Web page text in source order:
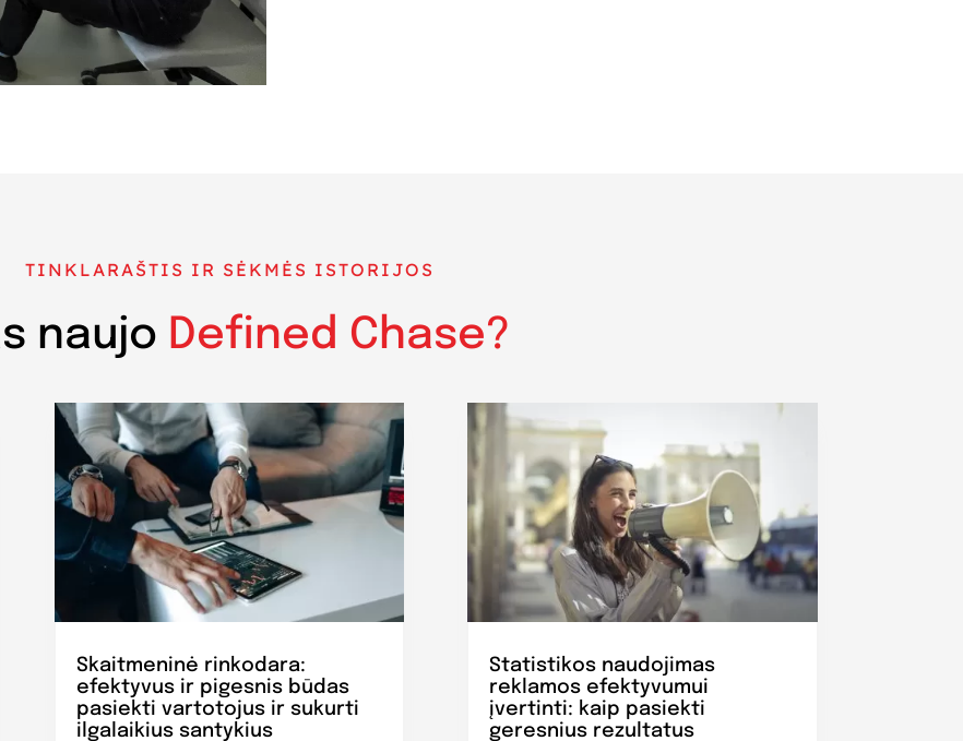
TINKLARAŠTIS IR SĖKMĖS ISTORIJOS
naujo Defined Chase?
Skaitmeninė rinkodara:
efektyvus ir pigesnis būdas
pasiekti vartotojus ir sukurti
ilgalaikius santykius
Statistikos naudojimas
reklamos efektyvumui
įvertinti: kaip pasiekti
geresnius rezultatus